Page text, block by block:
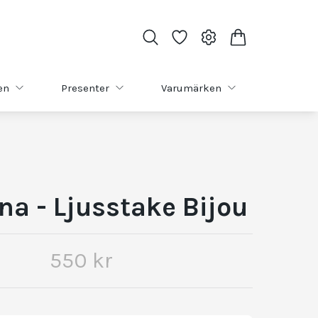
Presenter Varumärken
- Ljusstake Bijou
550 kr